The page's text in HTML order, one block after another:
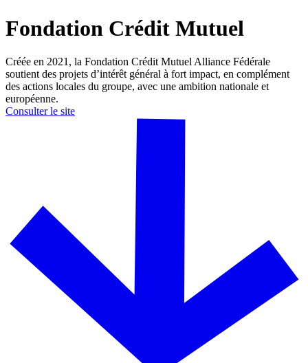
Fondation Crédit Mutuel
Créée en 2021, la Fondation Crédit Mutuel Alliance Fédérale
soutient des projets d’intérêt général à fort impact, en complément
des actions locales du groupe, avec une ambition nationale et
européenne.
Consulter le site